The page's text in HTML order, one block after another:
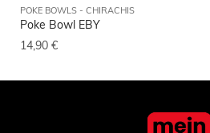
POKE BOWLS - CHIRACHIS
Poke Bowl EBY
14,90 €